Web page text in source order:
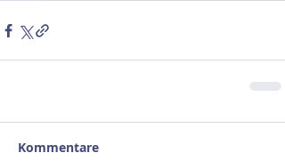
Kommentare